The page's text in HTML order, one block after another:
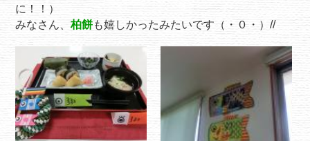
に！！）
みなさん、柏餅も嬉しかったみたいです（・０・）//